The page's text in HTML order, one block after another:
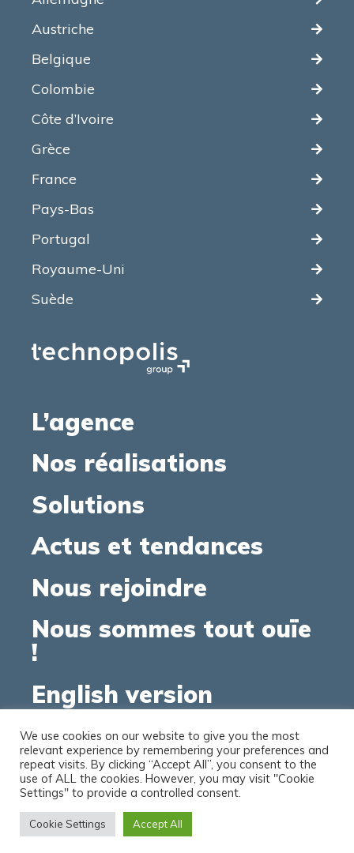
Austriche
Belgique
Colombie
Côte d’Ivoire
Grèce
France
Pays-Bas
Portugal
Royaume-Uni
Suède
L’agence
Nos réalisations
Solutions
Actus et tendances
Nous rejoindre
Nous sommes tout ouïe
!
English version
© 2012-2026 ARCTIK. Tous droits réservés.
We use cookies on our website to give you the most
relevant experience by remembering your preferences and
repeat visits. By clicking “Accept All”, you consent to the
use of ALL the cookies. However, you may visit "Cookie
Settings" to provide a controlled consent.
Cookie Settings Accept All